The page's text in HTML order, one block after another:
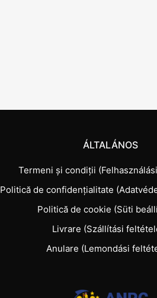
ÁLTALÁNOS
Termeni și condiții
Politică de confidențialitate
Politică de cookie (Süti
Livrare (Szállítási
Anulare (Lemondási